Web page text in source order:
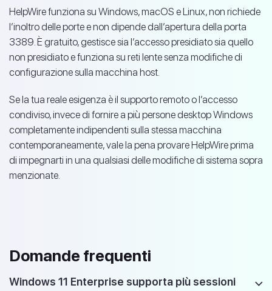
HelpWire funziona su Windows, macOS e Linux, non richiede
l’inoltro delle porte e non dipende dall’apertura della porta
3389. È gratuito, gestisce sia l’accesso presidiato sia quello
non presidiato e funziona su reti lente senza modifiche di
configurazione sulla macchina host.
Se la tua reale esigenza è il supporto remoto o l’accesso
condiviso, invece di fornire a più persone desktop Windows
completamente indipendenti sulla stessa macchina
contemporaneamente, vale la pena provare HelpWire prima
di impegnarti in una qualsiasi delle modifiche di sistema sopra
menzionate.
Domande frequenti
Windows 11 Enterprise supporta più sessioni